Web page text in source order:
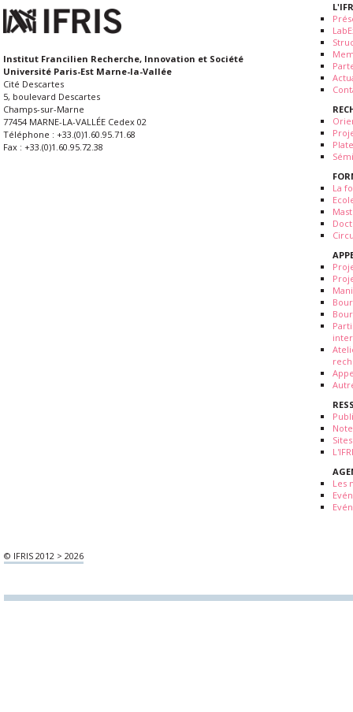
Institut Francilien Recherche, Innovation et Société
Université Paris-Est Marne-la-Vallée
Cité Descartes
5, boulevard Descartes
Champs-sur-Marne
77454 MARNE-LA-VALLÉE Cedex 02
Téléphone : +33.(0)1.60.95.71.68
Fax : +33.(0)1.60.95.72.38
La
Les
© IFRIS 2012 > 2026